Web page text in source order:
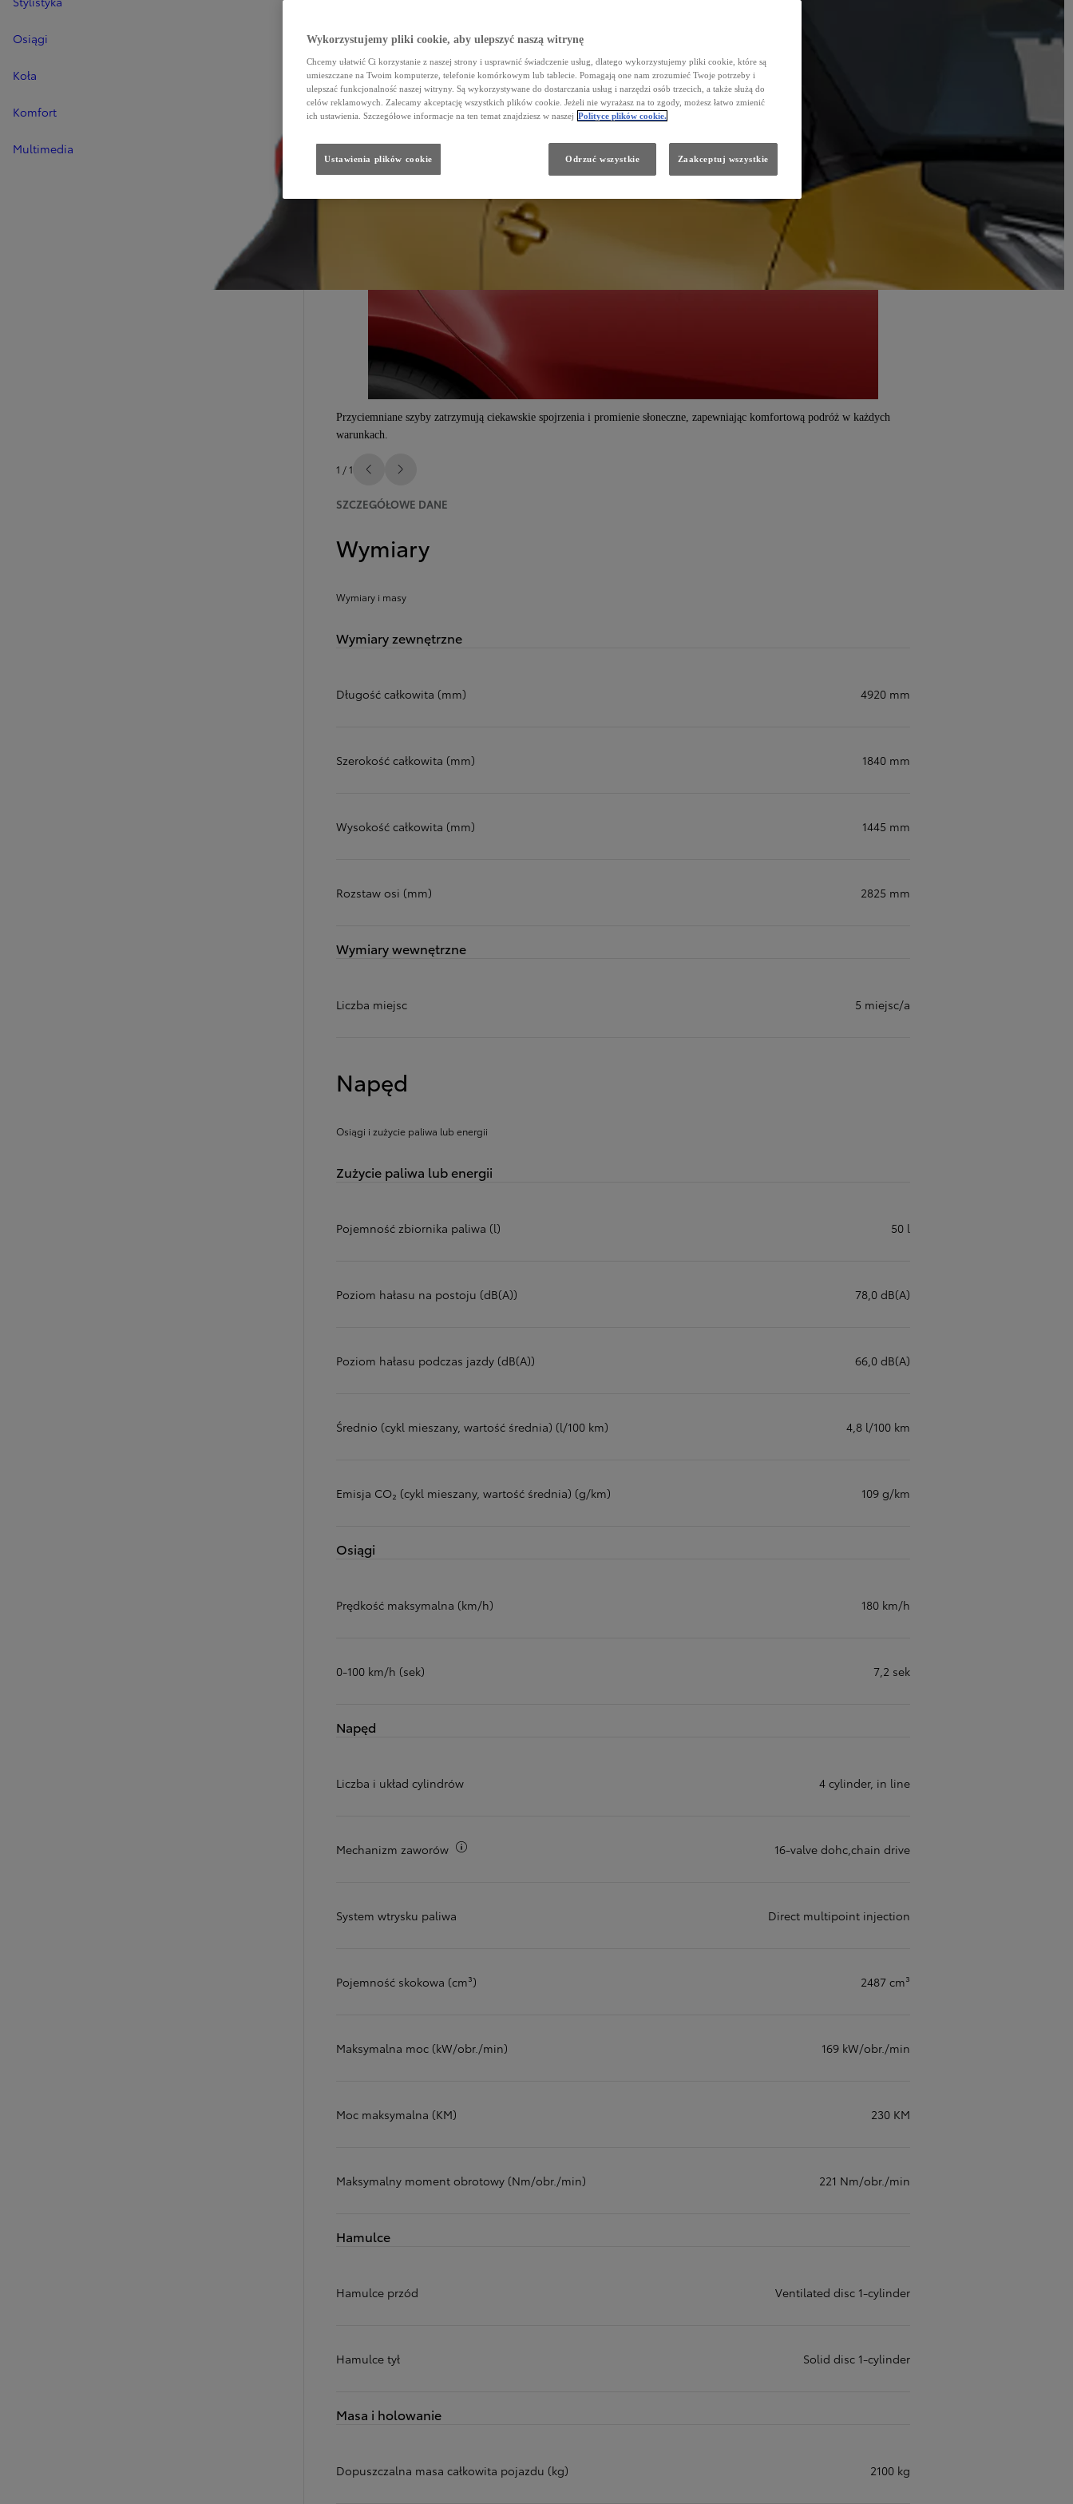
Osiągi
Koła
Komfort
Multimedia
Przyciemniane szyby zatrzymują ciekawskie spojrzenia i promienie słoneczne, zapewniając komfortową podróż w każdych
warunkach.
1 / 1 PoprzedniNastępny
SZCZEGÓŁOWE DANE
Wymiary
Wymiary i masy
Wymiary zewnętrzne
Długość całkowita (mm) 4920 mm
Szerokość całkowita (mm) 1840 mm
Wysokość całkowita (mm) 1445 mm
Rozstaw osi (mm) 2825 mm
Wymiary wewnętrzne
Liczba miejsc 5 miejsc/a
Napęd
Osiągi i zużycie paliwa lub energii
Zużycie paliwa lub energii
Pojemność zbiornika paliwa (l) 50 l
Poziom hałasu na postoju (dB(A)) 78,0 dB(A)
Poziom hałasu podczas jazdy (dB(A)) 66,0 dB(A)
Średnio (cykl mieszany, wartość średnia) (l/100 km) 4,8 l/100 km
Emisja CO₂ (cykl mieszany, wartość średnia) (g/km) 109 g/km
Osiągi
Prędkość maksymalna (km/h) 180 km/h
0-100 km/h (sek) 7,2 sek
Napęd
Liczba i układ cylindrów 4 cylinder, in line
Mechanizm zaworów 16-valve dohc,chain drive
System wtrysku paliwa Direct multipoint injection
Pojemność skokowa (cm³) 2487 cm³
Maksymalna moc (kW/obr./min) 169 kW/obr./min
Moc maksymalna (KM) 230 KM
Maksymalny moment obrotowy (Nm/obr./min) 221 Nm/obr./min
Hamulce
Hamulce przód Ventilated disc 1-cylinder
Hamulce tył Solid disc 1-cylinder
Masa i holowanie
Dopuszczalna masa całkowita pojazdu (kg) 2100 kg
Wykorzystujemy pliki cookie, aby ulepszyć naszą witrynę
Chcemy ułatwić Ci korzystanie z naszej strony i usprawnić świadczenie usług, dlatego wykorzystujemy pliki cookie, które są
umieszczane na Twoim komputerze, telefonie komórkowym lub tablecie. Pomagają one nam zrozumieć Twoje potrzeby i
ulepszać funkcjonalność naszej witryny. Są wykorzystywane do dostarczania usług i narzędzi osób trzecich, a także służą do
celów reklamowych. Zalecamy akceptację wszystkich plików cookie. Jeżeli nie wyrażasz na to zgody, możesz łatwo zmienić
ich ustawienia. Szczegółowe informacje na ten temat znajdziesz w naszej Polityce plików cookie.
Ustawienia plików cookie Odrzuć wszystkie Zaakceptuj wszystkie